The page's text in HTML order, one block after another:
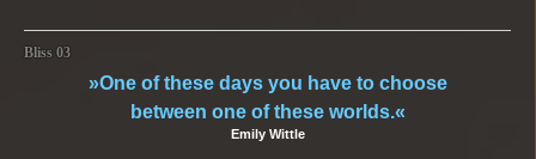
Bliss 03
»One of these days you have to choose
between one of these worlds.«
Emily Wittle